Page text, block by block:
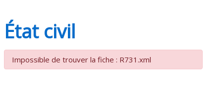
État civil
Impossible de trouver la fiche : R731.xml